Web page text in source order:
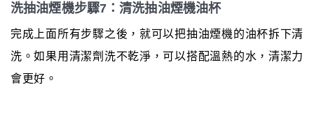
洗抽油煙機步驟7：清洗抽油煙機油杯
完成上面所有步驟之後，就可以把抽油煙機的油杯拆下清
洗。如果用清潔劑洗不乾淨，可以搭配溫熱的水，清潔力
會更好。